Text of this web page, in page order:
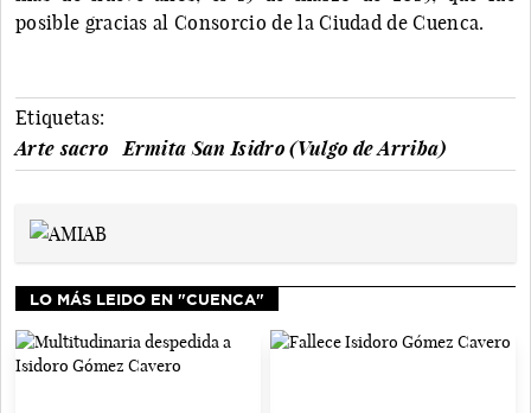
posible gracias al Consorcio de la Ciudad de Cuenca.
Etiquetas:
Arte sacro
Ermita San Isidro (Vulgo de Arriba)
LO MÁS LEIDO EN "CUENCA"